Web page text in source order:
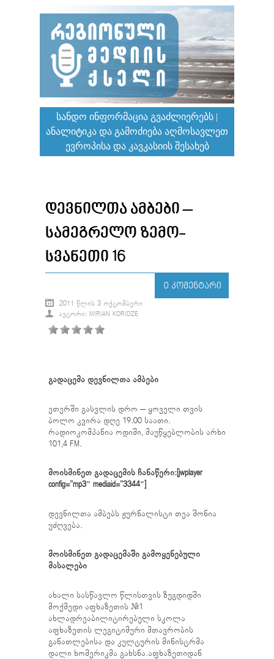
ᲡᲐᲜᲓᲝ ᲘᲜᲤᲝᲠᲛᲐᲪᲘᲐ ᲒᲕᲐᲫᲚᲘᲔᲠᲔᲑᲡ |
ᲐᲜᲐᲚᲘᲢᲘᲙᲐ ᲓᲐ ᲒᲐᲛᲝᲫᲘᲔᲑᲐ ᲐᲦᲛᲝᲡᲐᲕᲚᲔᲗ
ᲔᲕᲠᲝᲞᲘᲡᲐ ᲓᲐ ᲙᲐᲕᲙᲐᲡᲘᲘᲡ ᲨᲔᲡᲐᲮᲔᲑ
ᲓᲔᲕᲜᲘᲚᲗᲐ ᲐᲛᲑᲔᲑᲘ –
ᲡᲐᲛᲔᲒᲠᲔᲚᲝ ᲖᲔᲛᲝ-
ᲡᲕᲐᲜᲔᲗᲘ 16
0 ᲙᲝᲛᲔᲜᲢᲐᲠᲘ
2011 ᲬᲚᲘᲡ 3 ᲝᲥᲢᲝᲛᲑᲔᲠᲘ
ᲐᲕᲢᲝᲠᲘ: MIRIAN KORIDZE
გადაცემა დევნილთა ამბები
ეთერში გასვლის დრო – ყოველი თვის
ბოლო კვირა დღე 19.00 საათი.
რადიოკომპანია ოდიში, მაუწყებლობის არხი
101,4 FM.
მოისმინეთ გადაცემის ჩანაწერი:[jwplayer
config=”mp3″ mediaid=”3344″]
დევნილთა ამბებს ჟურნალისტი თეა შონია
უძღვება.
მოისმინეთ გადაცემაში გამოყენებული
მასალები
ახალი სასწავლო წლისთვის ზუგდიდში
მოქმედი აფხაზეთის #1
ახლადრეაბილიტირებული სკოლა
აფხაზეთის ლეგიტიმური მთავრობის
განათლებისა და კულტურის მინისტრმა
დალი ხომერიკმა გახსნა.აფხაზეთიდან